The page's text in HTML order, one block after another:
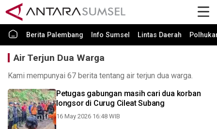
Berita Palembang Info Sumsel Lintas Daerah
Air Terjun Dua Warga
Kami mempunyai 67 berita tentang air terjun dua warga.
Petugas gabungan masih cari dua korban
longsor di Curug Cileat Subang
16 May 2026 16:48 WIB